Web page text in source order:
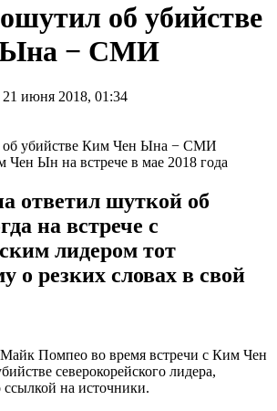
об убийстве
− СМИ
июня 2018, 01:34
Ын на встрече в мае 2018 года
ответил шуткой об
на встрече с
лидером тот
о резких словах в свой
Помпео во время встречи с Ким Чен
северокорейского лидера,
на источники.